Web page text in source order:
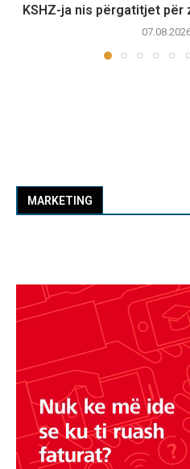
KSHZ-ja nis përgatitjet
MARKETING